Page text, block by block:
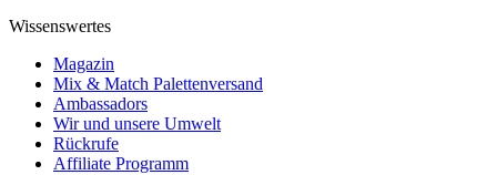
Wissenswertes
Magazin
Mix & Match Palettenversand
Ambassadors
Wir und unsere Umwelt
Rückrufe
Affiliate Programm